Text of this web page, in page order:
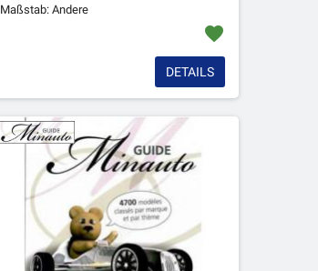
Maßstab: Andere
favorite
DETAILS